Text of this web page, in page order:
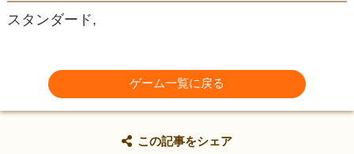
スタンダード,
ゲーム一覧に戻る
この記事をシェア